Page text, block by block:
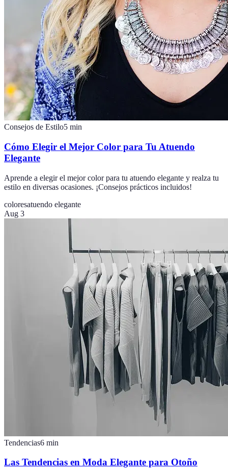
Consejos de Estilo5 min
Cómo Elegir el Mejor Color para Tu Atuendo
Elegante
Aprende a elegir el mejor color para tu atuendo elegante y realza tu
estilo en diversas ocasiones. ¡Consejos prácticos incluidos!
coloresatuendo elegante
Aug 3
Tendencias6 min
Las Tendencias en Moda Elegante para Otoño